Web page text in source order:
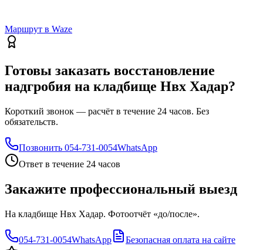
Маршрут в Waze
Готовы заказать восстановление
надгробия на кладбище Нвх Хадар?
Короткий звонок — расчёт в течение 24 часов. Без
обязательств.
Позвонить 054-731-0054WhatsApp
Ответ в течение 24 часов
Закажите профессиональный выезд
На кладбище Нвх Хадар. Фотоотчёт «до/после».
054-731-0054WhatsApp
Безопасная оплата на сайте